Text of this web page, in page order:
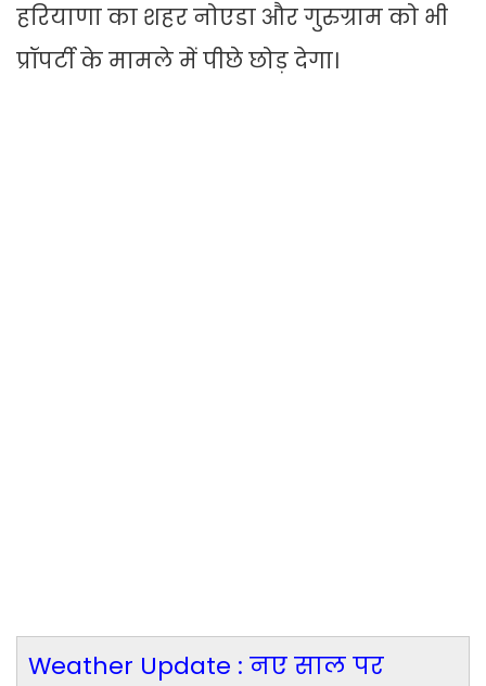
हरियाणा का शहर नोएडा और गुरुग्राम को भी
प्रॉपर्टी के मामले में पीछे छोड़ देगा।
Weather Update : नए साल पर